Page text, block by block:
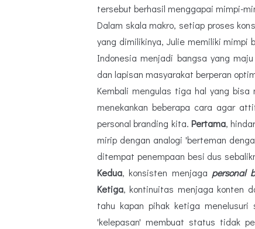
tersebut berhasil menggapai mimpi-
Dalam skala makro, setiap proses
yang dimilikinya, Julie memiliki mimpi
Indonesia menjadi bangsa yang
dan lapisan masyarakat berperan
Kembali mengulas tiga hal yang
menekankan beberapa cara agar
personal branding kita. Pertama,
mirip dengan analogi 'berteman
ditempat penempaan besi dus
Kedua, konsisten menjaga personal
Ketiga, kontinuitas menjaga konten
tahu kapan pihak ketiga
'kelepasan' membuat status tidak